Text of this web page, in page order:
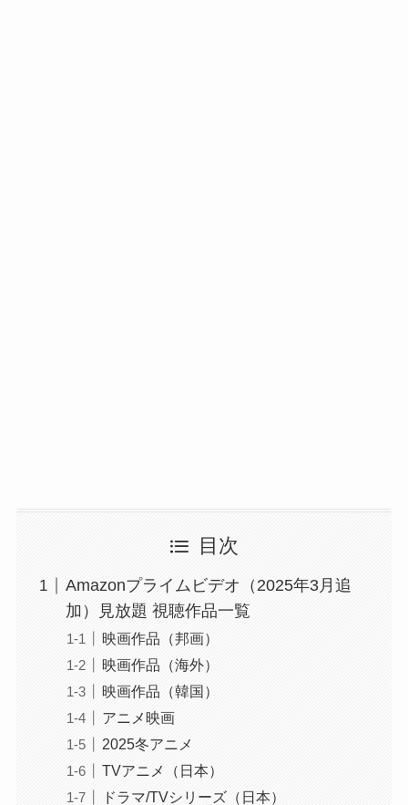
目次
Amazonプライムビデオ（2025年3月追
加）見放題 視聴作品一覧
映画作品（邦画）
映画作品（海外）
映画作品（韓国）
アニメ映画
2025冬アニメ
TVアニメ（日本）
ドラマ/TVシリーズ（日本）